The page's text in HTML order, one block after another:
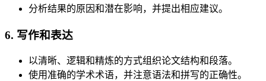
分析结果的原因和潜在影响，并提出相应建议。
6. 写作和表达
以清晰、逻辑和精炼的方式组织论文结构和段落。
使用准确的学术术语，并注意语法和拼写的正确性。